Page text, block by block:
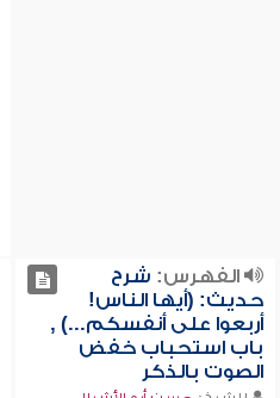
الفهرس: شرح
حديث: (أيها الناس!
أربعوا على أنفسكم...) ,
باب استحباب خفض
الصوت بالذكر